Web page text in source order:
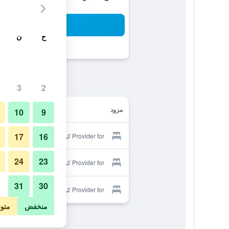
مزود
Provider for كويست أون ستوري بريدج
Provider for كويست أون ستوري بريدج
Provider for كويست أون ستوري بريدج
ح ن
2
3
9
10
16
17
23
24
30
31
منخفض